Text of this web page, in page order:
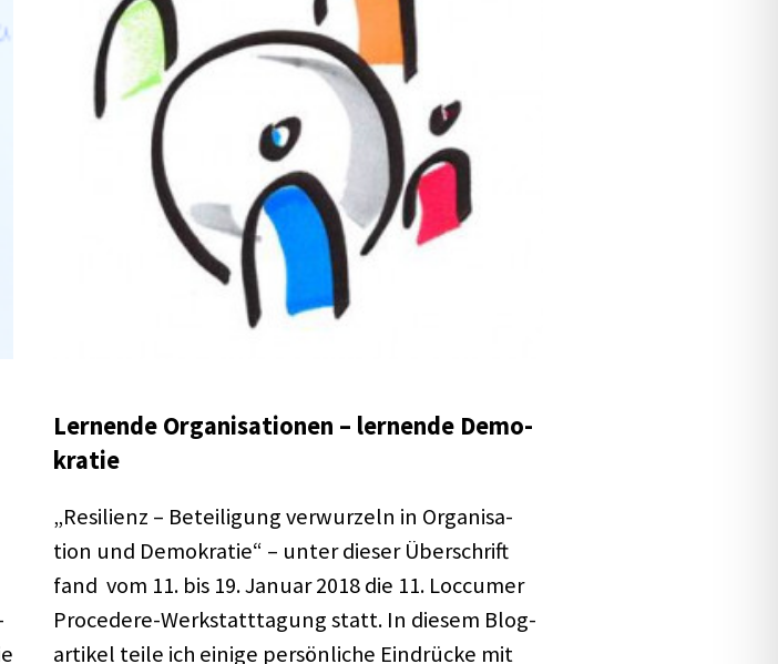
Lernende Orga­ni­sa­tio­nen – lernende Demo­
kra­tie
„Resi­li­enz – Betei­li­gung verwur­zeln in Orga­ni­sa­
tion und Demo­kra­tie“ – unter dieser Über­schrift
fand vom 11. bis 19. Januar 2018 die 11. Loccu­mer
Proce­­dere-Werk­stat­t­­ta­­gung statt. In diesem Blog­
ar­ti­kel teile ich einige persön­li­che Eindrü­cke mit